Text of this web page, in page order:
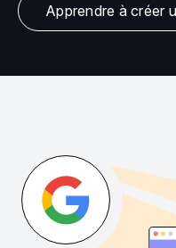
Apprendre à créer